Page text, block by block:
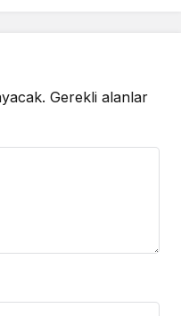
Gerekli alanlar